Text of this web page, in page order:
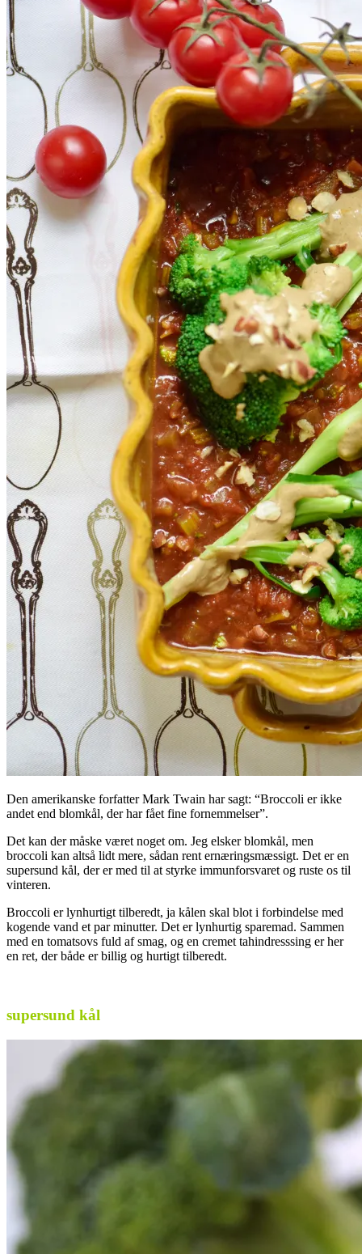
Den amerikanske forfatter Mark Twain har sagt: “Broccoli er ikke
andet end blomkål, der har fået fine fornemmelser”.
Det kan der måske været noget om. Jeg elsker blomkål, men
broccoli kan altså lidt mere, sådan rent ernæringsmæssigt. Det er en
supersund kål, der er med til at styrke immunforsvaret og ruste os til
vinteren.
Broccoli er lynhurtigt tilberedt, ja kålen skal blot i forbindelse med
kogende vand et par minutter. Det er lynhurtig sparemad. Sammen
med en tomatsovs fuld af smag, og en cremet tahindresssing er her
en ret, der både er billig og hurtigt tilberedt.
supersund kål